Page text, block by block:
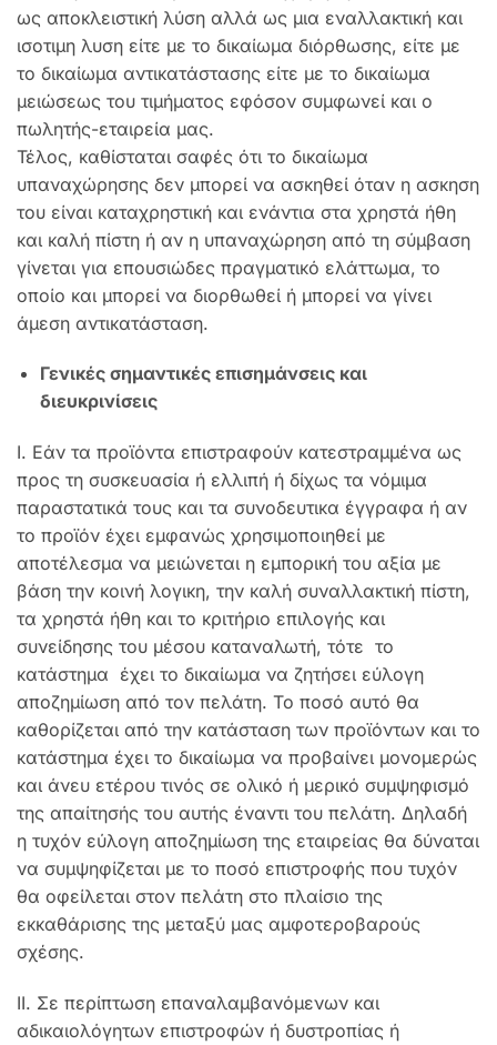
ως αποκλειστική λύση αλλά ως μια εναλλακτική και
ισοτιμη λυση είτε με το δικαίωμα διόρθωσης, είτε με
το δικαίωμα αντικατάστασης είτε με το δικαίωμα
μειώσεως του τιμήματος εφόσον συμφωνεί και ο
πωλητής-εταιρεία μας.
Τέλος, καθίσταται σαφές ότι το δικαίωμα
υπαναχώρησης δεν μπορεί να ασκηθεί όταν η ασκηση
του είναι καταχρηστική και ενάντια στα χρηστά ήθη
και καλή πίστη ή αν η υπαναχώρηση από τη σύμβαση
γίνεται για επουσιώδες πραγματικό ελάττωμα, το
οποίο και μπορεί να διορθωθεί ή μπορεί να γίνει
άμεση αντικατάσταση.
Γενικές σημαντικές επισημάνσεις και
διευκρινίσεις
Ι. Εάν τα προϊόντα επιστραφούν κατεστραμμένα ως
προς τη συσκευασία ή ελλιπή ή δίχως τα νόμιμα
παραστατικά τους και τα συνοδευτικα έγγραφα ή αν
το προϊόν έχει εμφανώς χρησιμοποιηθεί με
αποτέλεσμα να μειώνεται η εμπορική του αξία με
βάση την κοινή λογικη, την καλή συναλλακτική πίστη,
τα χρηστά ήθη και το κριτήριο επιλογής και
συνείδησης του μέσου καταναλωτή, τότε το
κατάστημα έχει το δικαίωμα να ζητήσει εύλογη
αποζημίωση από τον πελάτη. Το ποσό αυτό θα
καθορίζεται από την κατάσταση των προϊόντων και το
κατάστημα έχει το δικαίωμα να προβαίνει μονομερώς
και άνευ ετέρου τινός σε ολικό ή μερικό συμψηφισμό
της απαίτησής του αυτής έναντι του πελάτη. Δηλαδή
η τυχόν εύλογη αποζημίωση της εταιρείας θα δύναται
να συμψηφίζεται με το ποσό επιστροφής που τυχόν
θα οφείλεται στον πελάτη στο πλαίσιο της
εκκαθάρισης της μεταξύ μας αμφοτεροβαρούς
σχέσης.
ΙΙ. Σε περίπτωση επαναλαμβανόμενων και
αδικαιολόγητων επιστροφών ή δυστροπίας ή